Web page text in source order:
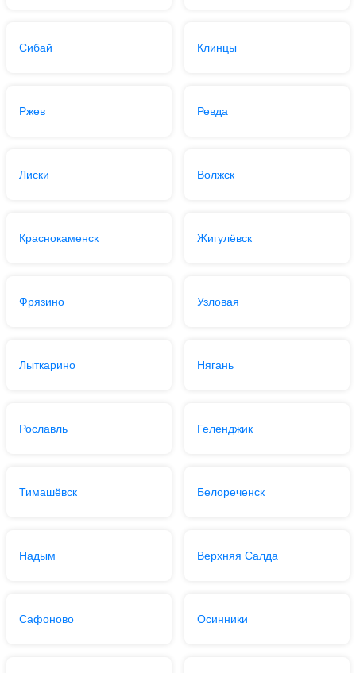
Сибай Клинцы
Ржев Ревда
Лиски Волжск
Краснокаменск Жигулёвск
Фрязино Узловая
Лыткарино Нягань
Рославль Геленджик
Тимашёвск Белореченск
Надым Верхняя Салда
Сафоново Осинники